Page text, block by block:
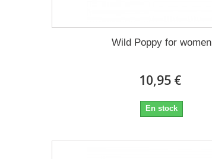
Wild Poppy for women
10,95 €
En stock